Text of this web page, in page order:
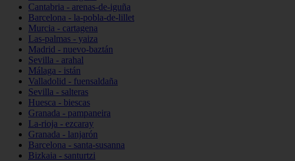
Cantabria - arenas-de-iguña
Barcelona - la-pobla-de-lillet
Murcia - cartagena
Las-palmas - yaiza
Madrid - nuevo-baztán
Sevilla - arahal
Málaga - istán
Valladolid - fuensaldaña
Sevilla - salteras
Huesca - biescas
Granada - pampaneira
La-rioja - ezcaray
Granada - lanjarón
Barcelona - santa-susanna
Bizkaia - santurtzi